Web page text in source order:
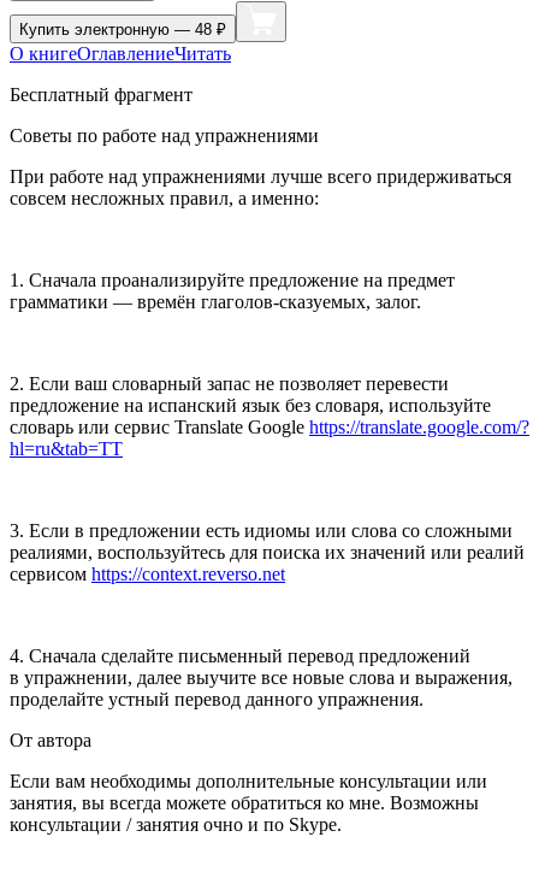
Купить электронную — 48 ₽
О книгеОглавлениеЧитать
Бесплатный фрагмент
Советы по работе над упражнениями
При работе над упражнениями лучше всего придерживаться
совсем несложных правил, а именно:
1. Сначала проанализируйте предложение на предмет
грамматики — времён глаголов-сказуемых, залог.
2. Если ваш словарный запас не позволяет перевести
предложение на испанский язык без словаря, используйте
словарь или сервис Translate Google https://translate.google.com/?
hl=ru&tab=TT
3. Если в предложении есть идиомы или слова со сложными
реалиями, воспользуйтесь для поиска их значений или реалий
сервисом https://context.reverso.net
4. Сначала сделайте письменный перевод предложений
в упражнении, далее выучите все новые слова и выражения,
проделайте устный перевод данного упражнения.
От автора
Если вам необходимы дополнительные консультации или
занятия, вы всегда можете обратиться ко мне. Возможны
консультации / занятия очно и по Skype.